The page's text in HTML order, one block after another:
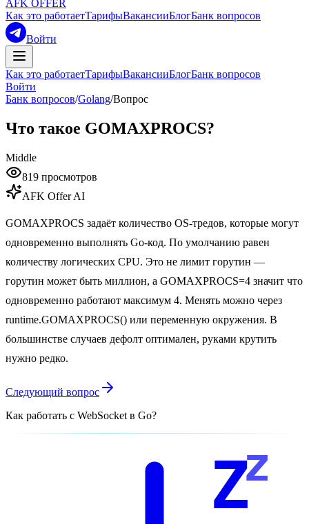
AFK OFFER
Как это работаетТарифыВакансииБлогБанк вопросов
Войти
Как это работаетТарифыВакансииБлогБанк вопросов
Войти
Банк вопросов/Golang/Вопрос
Что такое GOMAXPROCS?
Middle
819 просмотров
AFK Offer AI
GOMAXPROCS задаёт количество OS-тредов, которые могут
одновременно выполнять Go-код. По умолчанию равен
количеству логических CPU. Это не лимит горутин —
горутин может быть миллион, а GOMAXPROCS=4 значит что
одновременно работают максимум 4. Менять можно через
runtime.GOMAXPROCS() или переменную окружения. В
большинстве случаев дефолт оптимален, руками крутить
нужно редко.
Следующий вопрос
Как работать с WebSocket в Go?
Zz